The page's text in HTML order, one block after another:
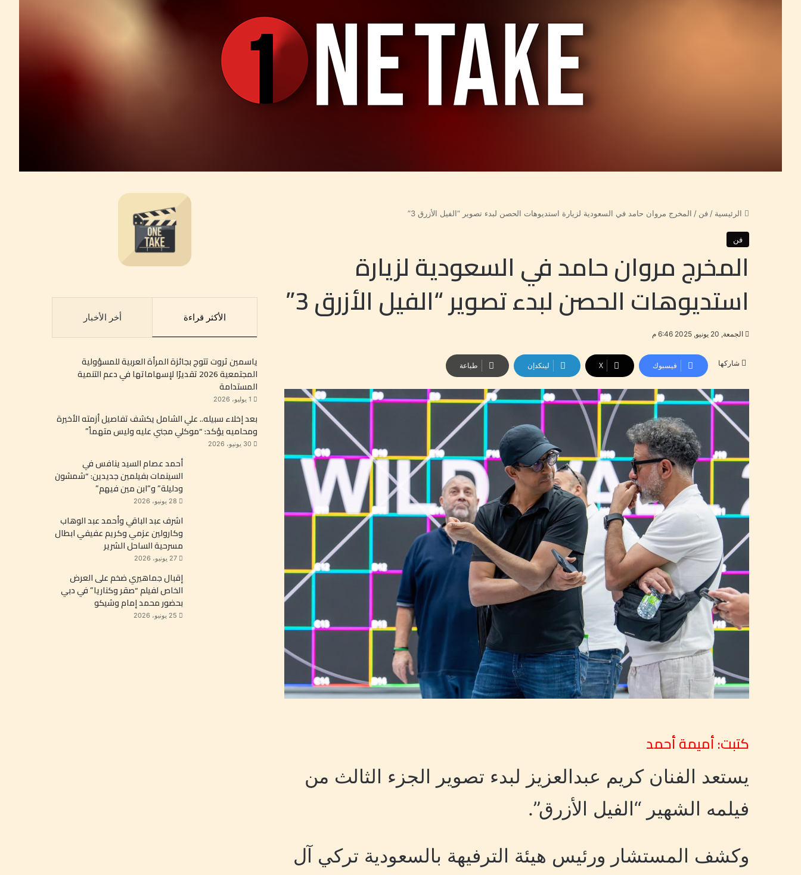
الرئيسية / فن / المخرج مروان حامد في السعودية لزيارة استديوهات الحصن لبدء تصوير “الفيل الأزرق 3”
فن
المخرج مروان حامد في السعودية لزيارة
استديوهات الحصن لبدء تصوير “الفيل الأزرق 3”
الجمعة, 20 يونيو, 2025 6:46 م
شاركها فيسبوك ‫X لينكدإن طباعة
كتبت: أميمة أحمد
يستعد الفنان كريم عبدالعزيز لبدء تصوير الجزء الثالث من
فيلمه الشهير “الفيل الأزرق”.
وكشف المستشار ورئيس هيئة الترفيهة بالسعودية تركي آل
الأكثر قراءة أخر الأخبار
ياسمين ثروت تتوج بجائزة المرأة العربية للمسؤولية
المجتمعية 2026 تقديرًا لإسهاماتها في دعم التنمية
المستدامة
1 يوليو، 2026
بعد إخلاء سبيله.. علي الشامل يكشف تفاصيل أزمته الأخيرة
ومحاميه يؤكد: “موكلي مجني عليه وليس متهماً”
30 يونيو، 2026
أحمد عصام السيد ينافس في
السينمات بفيلمين جديدين: “شمشون
ودليلة” و”ابن مين فيهم”
28 يونيو، 2026
اشرف عبد الباقي وأحمد عبد الوهاب
وكارولين عزمي وكريم عفيفي ابطال
مسرحية الساحل الشرير
27 يونيو، 2026
إقبال جماهيري ضخم على العرض
الخاص لفيلم “صقر وكناريا” في دبي
بحضور محمد إمام وشيكو
25 يونيو، 2026